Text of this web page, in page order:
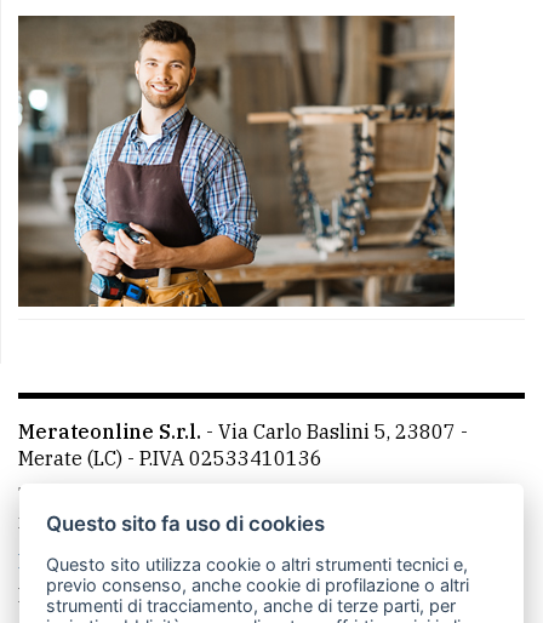
Merateonline S.r.l. - Via Carlo Baslini 5, 23807 -
Merate (LC) - P.IVA 02533410136
Telefono:
mail: redazione@merateonline.it
La redazione
CasateOnline LeccoOnline
RSS
Made by VIP
Questo sito fa uso di cookies
Questo sito utilizza cookie o altri strumenti tecnici e,
previo consenso, anche cookie di profilazione o altri
strumenti di tracciamento, anche di terze parti, per